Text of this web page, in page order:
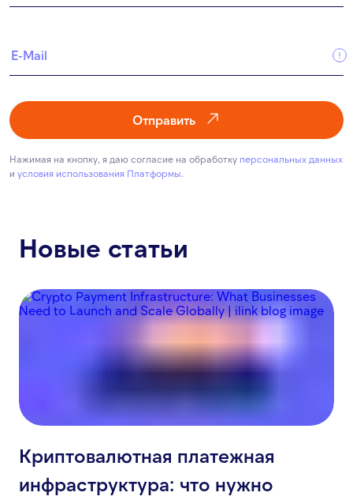
Отправить
Нажимая на кнопку, я даю согласие на обработку персональных данных
и условия использования Платформы.
Новые статьи
Криптовалютная платежная
инфраструктура: что нужно